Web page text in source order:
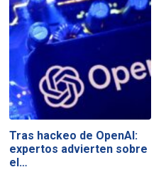
Tras hackeo de OpenAI:
expertos advierten sobre
el…